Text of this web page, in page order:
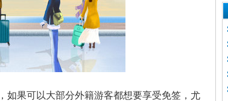
果可以大部分外籍游客都想要享受免签，尤